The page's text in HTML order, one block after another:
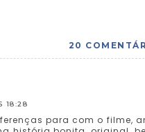
20
18:28
para com o filme,